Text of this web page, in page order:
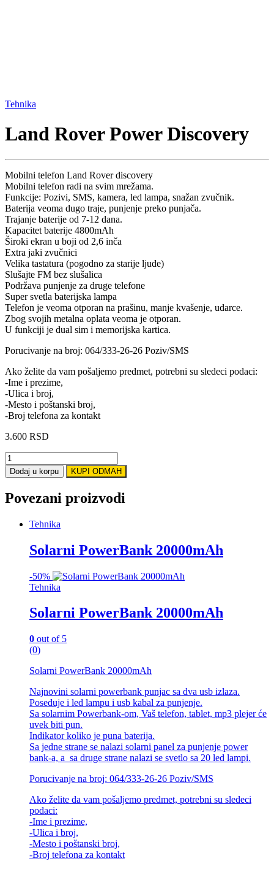
Tehnika
Land Rover Power Discovery
Mobilni telefon Land Rover discovery
Mobilni telefon radi na svim mrežama.
Funkcije: Pozivi, SMS, kamera, led lampa, snažan zvučnik.
Baterija veoma dugo traje, punjenje preko punjača.
Trajanje baterije od 7-12 dana.
Kapacitet baterije 4800mAh
Široki ekran u boji od 2,6 inča
Extra jaki zvučnici
Velika tastatura (pogodno za starije ljude)
Slušajte FM bez slušalica
Podržava punjenje za druge telefone
Super svetla baterijska lampa
Telefon je veoma otporan na prašinu, manje kvašenje, udarce.
Zbog svojih metalna oplata veoma je otporan.
U funkciji je dual sim i memorijska kartica.
Porucivanje na broj: 064/333-26-26 Poziv/SMS
Ako želite da vam pošaljemo predmet, potrebni su sledeci podaci:
-Ime i prezime,
-Ulica i broj,
-Mesto i poštanski broj,
-Broj telefona za kontakt
3.600 RSD
Land
Rover
Power
quantity
Dodaj u korpu KUPI ODMAH
Povezani proizvodi
Tehnika
Solarni PowerBank 20000mAh
-50%
Tehnika
Solarni PowerBank 20000mAh
0 out of 5
(0)
Solarni PowerBank 20000mAh
Najnovini solarni powerbank punjac sa dva usb izlaza.
Poseduje i led lampu i usb kabal za punjenje.
Sa solarnim Powerbank-om, Vaš telefon, tablet, mp3 plejer će
uvek biti pun.
Indikator koliko je puna baterija.
Sa jedne strane se nalazi solarni panel za punjenje power
bank-a, a sa druge strane nalazi se svetlo sa 20 led lampi.
Porucivanje na broj: 064/333-26-26 Poziv/SMS
Ako želite da vam pošaljemo predmet, potrebni su sledeci
podaci:
-Ime i prezime,
-Ulica i broj,
-Mesto i poštanski broj,
-Broj telefona za kontakt